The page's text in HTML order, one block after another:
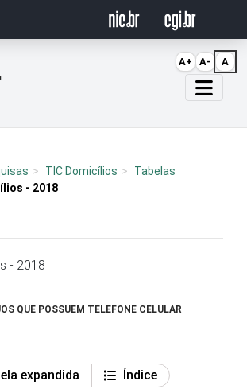
TIC Domicílios
Tabelas
- 2018
- 2018
QUE POSSUEM TELEFONE CELULAR
expandida
Índice
A+ A- A